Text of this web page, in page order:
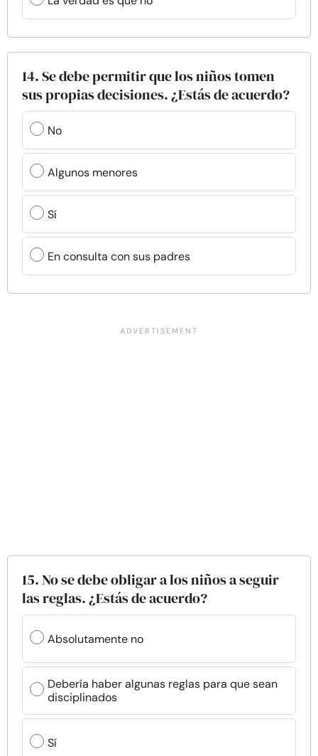
14. Se debe permitir que los niños tomen
sus propias decisiones. ¿Estás de acuerdo?
No
Algunos menores
Sí
En consulta con sus padres
15. No se debe obligar a los niños a seguir
las reglas. ¿Estás de acuerdo?
Absolutamente no
Debería haber algunas reglas para que sean
disciplinados
Sí